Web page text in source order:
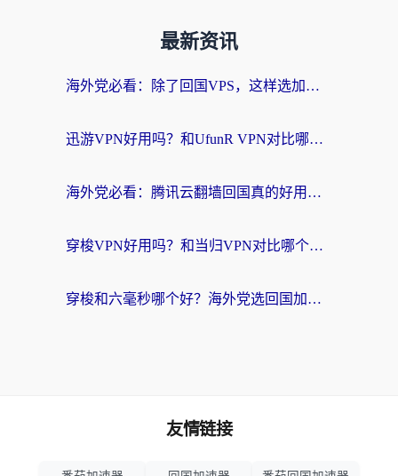
最新资讯
海外党必看：除了回国VPS，这样选加速器也能无缝刷国内资源？
迅游VPN好用吗？和UfunR VPN对比哪个回国效果更好？海外党亲测避坑指南
海外党必看：腾讯云翻墙回国真的好用吗？+ 3步选对回国加速器指南
穿梭VPN好用吗？和当归VPN对比哪个回国效果更好？海外党亲测实用指南
穿梭和六毫秒哪个好？海外党选回国加速器的避坑指南，附番茄加速器实测
友情链接